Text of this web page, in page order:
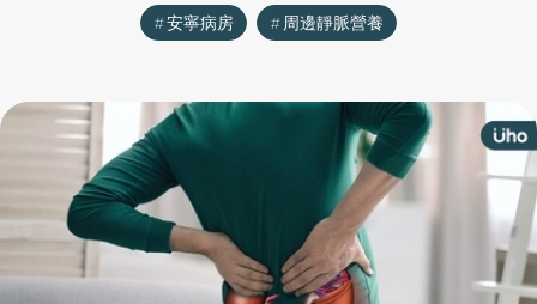
安寧病房
周邊靜脈營養